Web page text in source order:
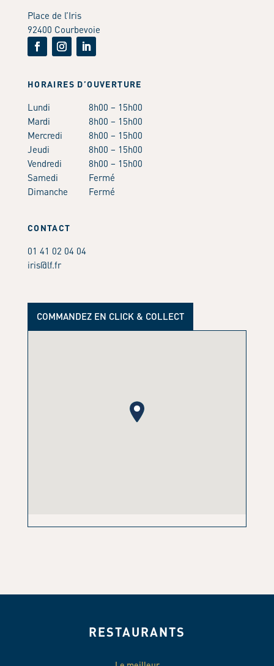
Place de l’Iris
92400 Courbevoie
HORAIRES D’OUVERTURE
Lundi
8h00 – 15h00
Mardi
8h00 – 15h00
Mercredi
8h00 – 15h00
Jeudi
8h00 – 15h00
Vendredi
8h00 – 15h00
Samedi
Fermé
Dimanche
Fermé
CONTACT
01 41 02 04 04
iris@lf.fr
COMMANDEZ EN CLICK & COLLECT
RESTAURANTS